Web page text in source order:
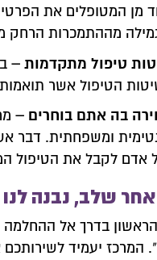
מן המטופלים את
מההתמכרות הרחק
טיפול מתקדמות –
הטיפול אשר
בה אתם בוחרים –
ומשפחתית. דבר
אדם לקבל את הטיפול
שלב, נבנה
בדרך אל ההחלמה
המרכז יעמיד